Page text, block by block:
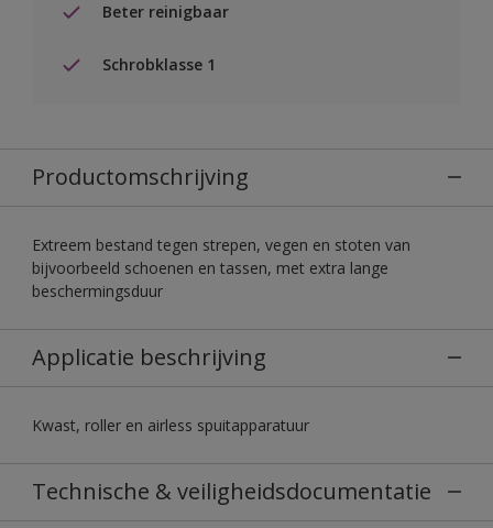
Beter reinigbaar
Schrobklasse 1
Productomschrijving
Extreem bestand tegen strepen, vegen en stoten van
bijvoorbeeld schoenen en tassen, met extra lange
beschermingsduur
Applicatie beschrijving
Kwast, roller en airless spuitapparatuur
Technische & veiligheidsdocumentatie